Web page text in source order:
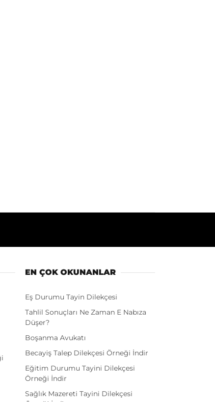
EN ÇOK OKUNANLAR
Eş Durumu Tayin Dilekçesi
Tahlil Sonuçları Ne Zaman E Nabıza
Düşer?
Boşanma Avukatı
Becayiş Talep Dilekçesi Örneği İndir
Eğitim Durumu Tayini Dilekçesi
Örneği İndir
Sağlık Mazereti Tayini Dilekçesi